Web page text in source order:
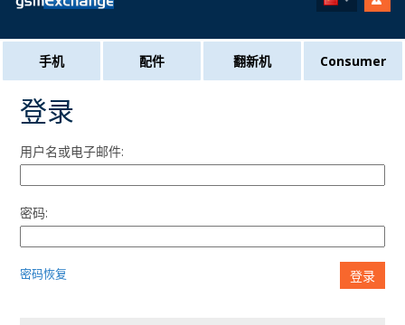
手机 配件 翻新机 Consumer
登录
用户名或电子邮件:
密码:
密码恢复 登录